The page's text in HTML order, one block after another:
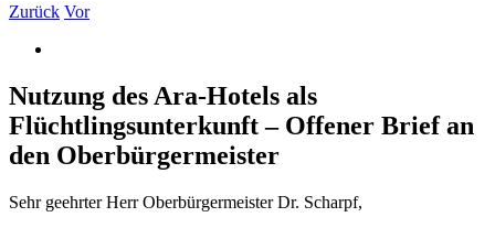
Zurück Vor
Nutzung des Ara-Hotels als
Flüchtlingsunterkunft – Offener Brief an
den Oberbürgermeister
Sehr geehrter Herr Oberbürgermeister Dr. Scharpf,